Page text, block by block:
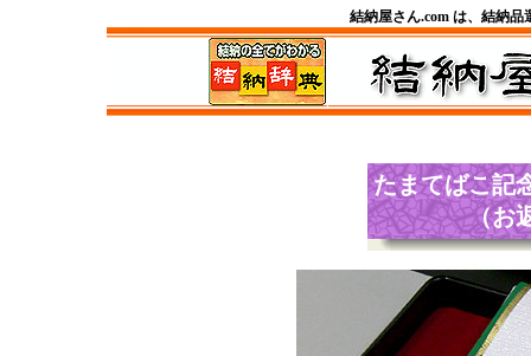
結納屋さん.com は、結納
たまてばこ記
（お